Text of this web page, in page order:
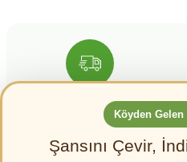
Köyden
Şansını Çevir,
Ücretsiz Kargo
4000 TL Üzeri alışverişlerinizde